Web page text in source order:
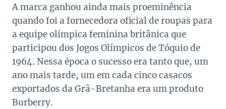
A marca ganhou ainda mais proeminência
quando foi a fornecedora oficial de roupas para
a equipe olímpica feminina britânica que
participou dos Jogos Olímpicos de Tóquio de
1964. Nessa época o sucesso era tanto que, um
ano mais tarde, um em cada cinco casacos
exportados da Grã-Bretanha era um produto
Burberry.